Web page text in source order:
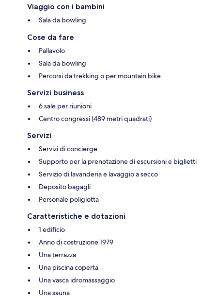
Viaggio con i bambini
Sala da bowling
Cose da fare
Pallavolo
Sala da bowling
Percorsi da trekking o per mountain bike
Servizi business
6 sale per riunioni
Centro congressi (489 metri quadrati)
Servizi
Servizi di concierge
Supporto per la prenotazione di escursioni e biglietti
Servizio di lavanderia e lavaggio a secco
Deposito bagagli
Personale poliglotta
Caratteristiche e dotazioni
1 edificio
Anno di costruzione 1979
Una terrazza
Una piscina coperta
Una vasca idromassaggio
Una sauna